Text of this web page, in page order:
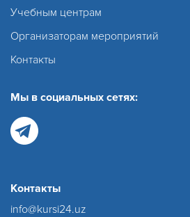
Учебным центрам
Организаторам мероприятий
Контакты
Мы в социальных сетях:
Контакты
info@kursi24.uz